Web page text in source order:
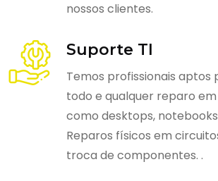
nossos clientes.
Suporte TI
Temos profissionais aptos
todo e qualquer reparo
como desktops,
Reparos físicos em
troca de componentes. .